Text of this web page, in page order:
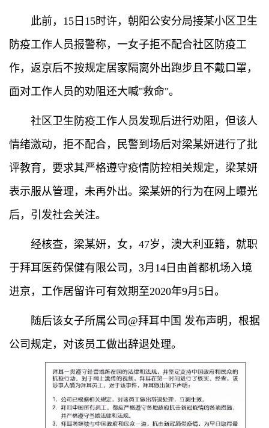
此前，15日15时许，朝阳公安分局接某小区卫生
防疫工作人员报警称，一女子拒不配合社区防疫工
作，返京后不按规定居家隔离外出跑步且不戴口罩，
面对工作人员的劝阻还大喊"救命"。
社区卫生防疫工作人员发现后进行劝阻，但该人
情绪激动，拒不配合，民警到场后对梁某妍进行了批
评教育，要求其严格遵守疫情防控相关规定，梁某妍
表示服从管理，未再外出。梁某妍的行为在网上曝光
后，引发社会关注。
经核查，梁某妍，女，47岁，澳大利亚籍，就职
于拜耳医药保健有限公司，3月14日由首都机场入境
进京，工作居留许可有效期至2020年9月5日。
随后该女子所属公司@拜耳中国 发布声明，根据
公司规定，对该员工做出辞退处理。